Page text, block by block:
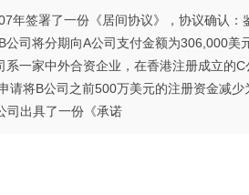
签署了一份《居间协议》，协议确认：
司将分期向A公司支付金额为306,000美
一家中外合资企业，在香港注册成立的
请将B公司之前500万美元的注册资金减
司出具了一份《承诺